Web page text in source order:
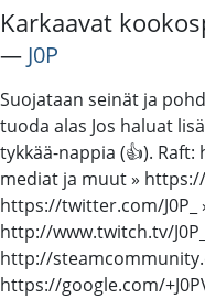
Karkaavat
― J0P
Suojataan seinät ja
tuoda alas Jos haluat
tykkää-nappia (👍).
mediat ja muut »
https://twitter.com/J0P_
http://www.twitch.tv/
http://
https://google.com/